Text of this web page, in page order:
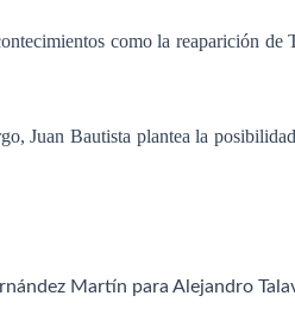
como la reaparición
Juan Bautista plantea la
Martín para Alejandro